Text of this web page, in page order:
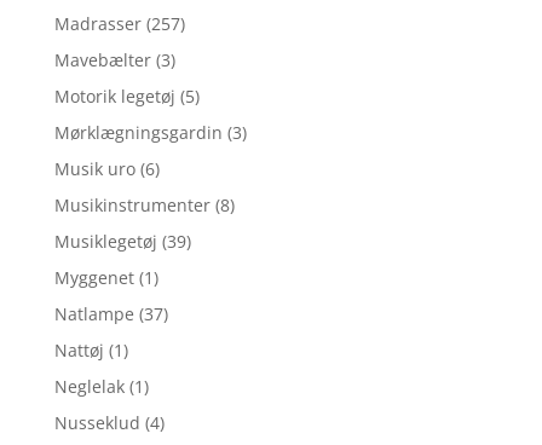
Madrasser (257)
Mavebælter (3)
Motorik legetøj (5)
Mørklægningsgardin (3)
Musik uro (6)
Musikinstrumenter (8)
Musiklegetøj (39)
Myggenet (1)
Natlampe (37)
Nattøj (1)
Neglelak (1)
Nusseklud (4)